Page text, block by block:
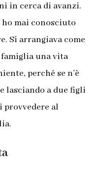
in cerca di avanzi.
mai conosciuto
Si arrangiava come
una vita
perché se n’è
lasciando a due figli
provvedere al